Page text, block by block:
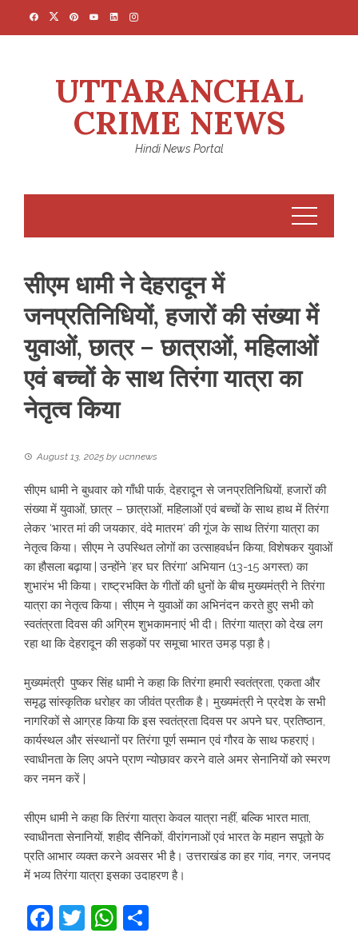
UTTARANCHAL
CRIME NEWS
Hindi News Portal
सीएम धामी ने देहरादून में
जनप्रतिनिधियों, हजारों की संख्या में
युवाओं, छात्र – छात्राओं, महिलाओं
एवं बच्चों के साथ तिरंगा यात्रा का
नेतृत्व किया
August 13, 2025 by ucnnews
सीएम धामी ने बुधवार को गाँधी पार्क, देहरादून से जनप्रतिनिधियों, हजारों की
संख्या में युवाओं, छात्र – छात्राओं, महिलाओं एवं बच्चों के साथ हाथ में तिरंगा
लेकर ‘भारत मां की जयकार, वंदे मातरम’ की गूंज के साथ तिरंगा यात्रा का
नेतृत्व किया। सीएम ने उपस्थित लोगों का उत्साहवर्धन किया, विशेषकर युवाओं
का हौसला बढ़ाया | उन्होंने ‘हर घर तिरंगा’ अभियान (13-15 अगस्त) का
शुभारंभ भी किया। राष्ट्रभक्ति के गीतों की धुनों के बीच मुख्यमंत्री ने तिरंगा
यात्रा का नेतृत्व किया। सीएम ने युवाओं का अभिनंदन करते हुए सभी को
स्वतंत्रता दिवस की अग्रिम शुभकामनाएं भी दी। तिरंगा यात्रा को देख लग
रहा था कि देहरादून की सड़कों पर समूचा भारत उमड़ पड़ा है।
मुख्यमंत्री पुष्कर सिंह धामी ने कहा कि तिरंगा हमारी स्वतंत्रता, एकता और
समृद्ध सांस्कृतिक धरोहर का जीवंत प्रतीक है। मुख्यमंत्री ने प्रदेश के सभी
नागरिकों से आग्रह किया कि इस स्वतंत्रता दिवस पर अपने घर, प्रतिष्ठान,
कार्यस्थल और संस्थानों पर तिरंगा पूर्ण सम्मान एवं गौरव के साथ फहराएं।
स्वाधीनता के लिए अपने प्राण न्योछावर करने वाले अमर सेनानियों को स्मरण
कर नमन करें |
सीएम धामी ने कहा कि तिरंगा यात्रा केवल यात्रा नहीं, बल्कि भारत माता,
स्वाधीनता सेनानियों, शहीद सैनिकों, वीरांगनाओं एवं भारत के महान सपूतो के
प्रति आभार व्यक्त करने अवसर भी है। उत्तराखंड का हर गांव, नगर, जनपद
में भव्य तिरंगा यात्रा इसका उदाहरण है।
Facebook
TwitterWhatsApp